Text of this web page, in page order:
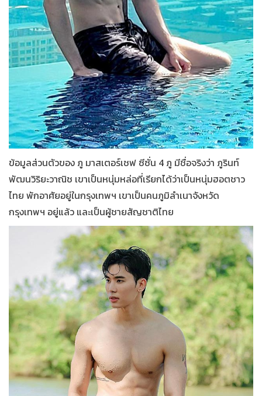
ข้อมูลส่วนตัวของ ภู มาสเตอร์เชฟ ซีซั่น 4 ภู มีชื่อจริงว่า ภูรินท์
พัฒนวิริยะวาณิช เขาเป็นหนุ่มหล่อที่เรียกได้ว่าเป็นหนุ่มฮอตชาว
ไทย พักอาศัยอยู่ในกรุงเทพฯ เขาเป็นคนภูมิลำเนาจังหวัด
กรุงเทพฯ อยู่แล้ว และเป็นผู้ชายสัญชาติไทย